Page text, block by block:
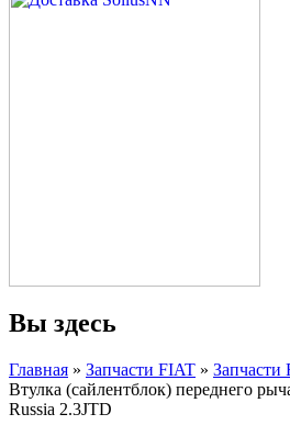
Вы здесь
Главная » Запчасти FIAT » Запчасти
Втулка (сайлентблок) переднего
Russia 2.3JTD